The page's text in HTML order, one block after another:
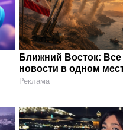
Ближний Восток:
новости в одном
Реклама